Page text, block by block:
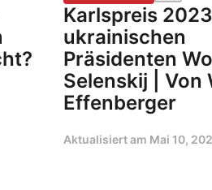
Karlspreis
ukrainischen
Präsidenten
Selenskij | Von
Effenberger
Aktualisiert am Mai 10,